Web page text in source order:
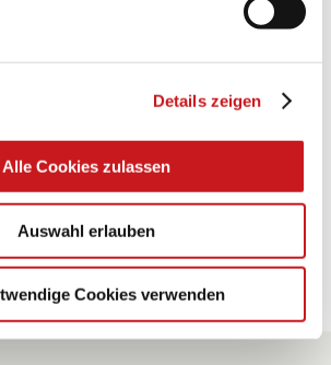
Details zeigen
Alle Cookies zulassen
Auswahl erlauben
Cookies verwenden
in der Wirkung. Probieren Sie es aus.
Zum Tipp
Zu allen Tipps